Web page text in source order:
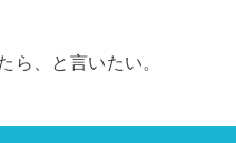
ら、と言いたい。